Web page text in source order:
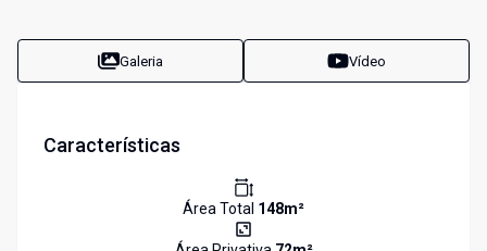
Galeria Vídeo
Características
Área Total 148m²